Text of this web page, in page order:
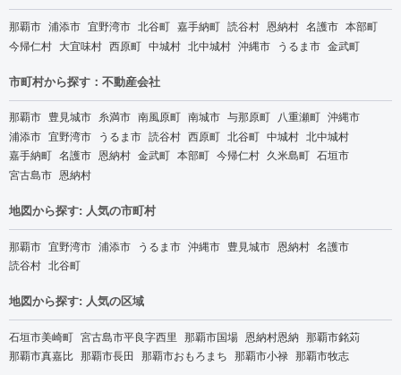
那覇市 浦添市 宜野湾市 北谷町 嘉手納町 読谷村 恩納村 名護市 本部町
今帰仁村 大宜味村 西原町 中城村 北中城村 沖縄市 うるま市 金武町
市町村から探す：不動産会社
那覇市 豊見城市 糸満市 南風原町 南城市 与那原町 八重瀬町 沖縄市
浦添市 宜野湾市 うるま市 読谷村 西原町 北谷町 中城村 北中城村
嘉手納町 名護市 恩納村 金武町 本部町 今帰仁村 久米島町 石垣市
宮古島市 恩納村
地図から探す: 人気の市町村
那覇市 宜野湾市 浦添市 うるま市 沖縄市 豊見城市 恩納村 名護市
読谷村 北谷町
地図から探す: 人気の区域
石垣市美崎町 宮古島市平良字西里 那覇市国場 恩納村恩納 那覇市銘苅
那覇市真嘉比 那覇市長田 那覇市おもろまち 那覇市小禄 那覇市牧志